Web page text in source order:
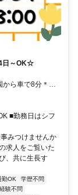
日～OK☆
ら車で8分＊
■勤務日はシフ
みつけませんか
求人をご覧いた
、共に生長す
勤OK
学歴不問
経験不問